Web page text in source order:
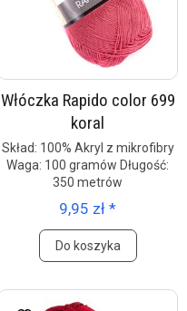
Włóczka Rapido color 699
koral
Skład: 100% Akryl z mikrofibry
Waga: 100 gramów Długość:
350 metrów
9,95 zł *
Do koszyka